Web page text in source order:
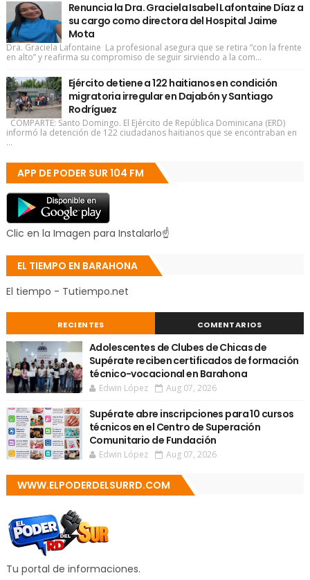
Renuncia la Dra. Graciela Isabel Lafontaine Díaz a
su cargo como directora del Hospital Jaime
Mota
Dra. Graciela Lafontaine La profesional asegura que se retira “con la frente
en alto” y reafirma su compromiso de seguir sirviendo a la com...
Ejército detiene a 122 haitianos en condición
migratoria irregular en Dajabón y Santiago
Rodríguez
COMPARTE: Santo Domingo. El Ejército de República Dominicana (ERD)
informó la detención de 122 ciudadanos haitianos que se encontraban en
...
APP DE PODER SUR 104 FM
Clic en la Imagen para Instalarlo☝
EL TIEMPO EN BARAHONA
El tiempo - Tutiempo.net
RECIENTES COMENTARIOS
Adolescentes de Clubes de Chicas de
Supérate reciben certificados de formación
técnico-vocacional en Barahona
Edwin López Aug 07, 2026
Supérate abre inscripciones para 10 cursos
técnicos en el Centro de Superación
Comunitario de Fundación
Edwin López Aug 07, 2026
WWW.ELPODERDELSURRD.COM
Tu portal de informaciones.